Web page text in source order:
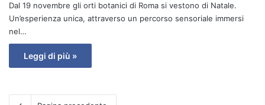
Dal 19 novembre gli orti botanici di Roma si vestono di Natale.
Un’esperienza unica, attraverso un percorso sensoriale immersi
nel…
Leggi di più »